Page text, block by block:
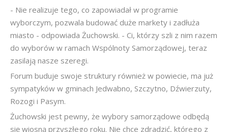
- Nie realizuje tego, co zapowiadał w programie
wyborczym, pozwala budować duże markety i zadłuża
miasto - odpowiada Żuchowski. - Ci, którzy szli z nim razem
do wyborów w ramach Wspólnoty Samorządowej, teraz
zasilają nasze szeregi.
Forum buduje swoje struktury również w powiecie, ma już
sympatyków w gminach Jedwabno, Szczytno, Dźwierzuty,
Rozogi i Pasym.
Żuchowski jest pewny, że wybory samorządowe odbędą
się wiosną przyszłego roku. Nie chce zdradzić, którego z